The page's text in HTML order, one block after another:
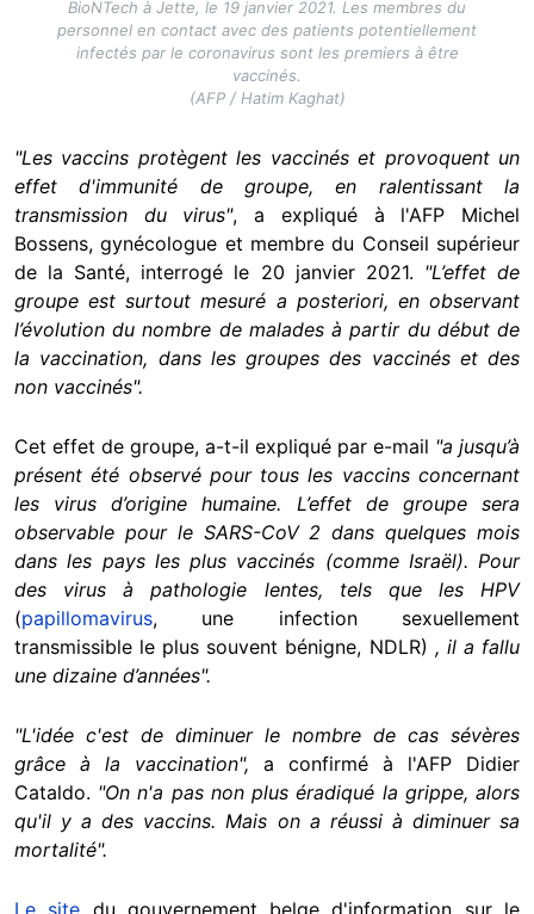
BioNTech à Jette, le 19 janvier 2021. Les membres du
personnel en contact avec des patients potentiellement
infectés par le coronavirus sont les premiers à être
vaccinés.
(AFP / Hatim Kaghat)
"Les vaccins protègent les vaccinés et provoquent un
effet d'immunité de groupe, en ralentissant la
transmission du virus", a expliqué à l'AFP Michel
Bossens, gynécologue et membre du Conseil supérieur
de la Santé, interrogé le 20 janvier 2021. "L’effet de
groupe est surtout mesuré a posteriori, en observant
l’évolution du nombre de malades à partir du début de
la vaccination, dans les groupes des vaccinés et des
non vaccinés".
Cet effet de groupe, a-t-il expliqué par e-mail "a jusqu’à
présent été observé pour tous les vaccins concernant
les virus d’origine humaine. L’effet de groupe sera
observable pour le SARS-CoV 2 dans quelques mois
dans les pays les plus vaccinés (comme Israël). Pour
des virus à pathologie lentes, tels que les HPV
(papillomavirus, une infection sexuellement
transmissible le plus souvent bénigne, NDLR) , il a fallu
une dizaine d’années".
"L'idée c'est de diminuer le nombre de cas sévères
grâce à la vaccination", a confirmé à l'AFP Didier
Cataldo. "On n'a pas non plus éradiqué la grippe, alors
qu'il y a des vaccins. Mais on a réussi à diminuer sa
mortalité".